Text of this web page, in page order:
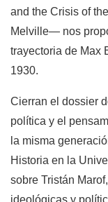
and the Crisis of
Melville— nos
trayectoria de Max
1930.
Cierran el dossier
política y el
la misma
Historia en la
sobre Tristán